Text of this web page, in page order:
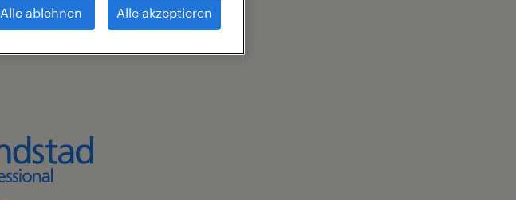
Alle ablehnen Alle akzeptieren